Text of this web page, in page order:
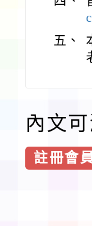
五、
內文
註冊會員